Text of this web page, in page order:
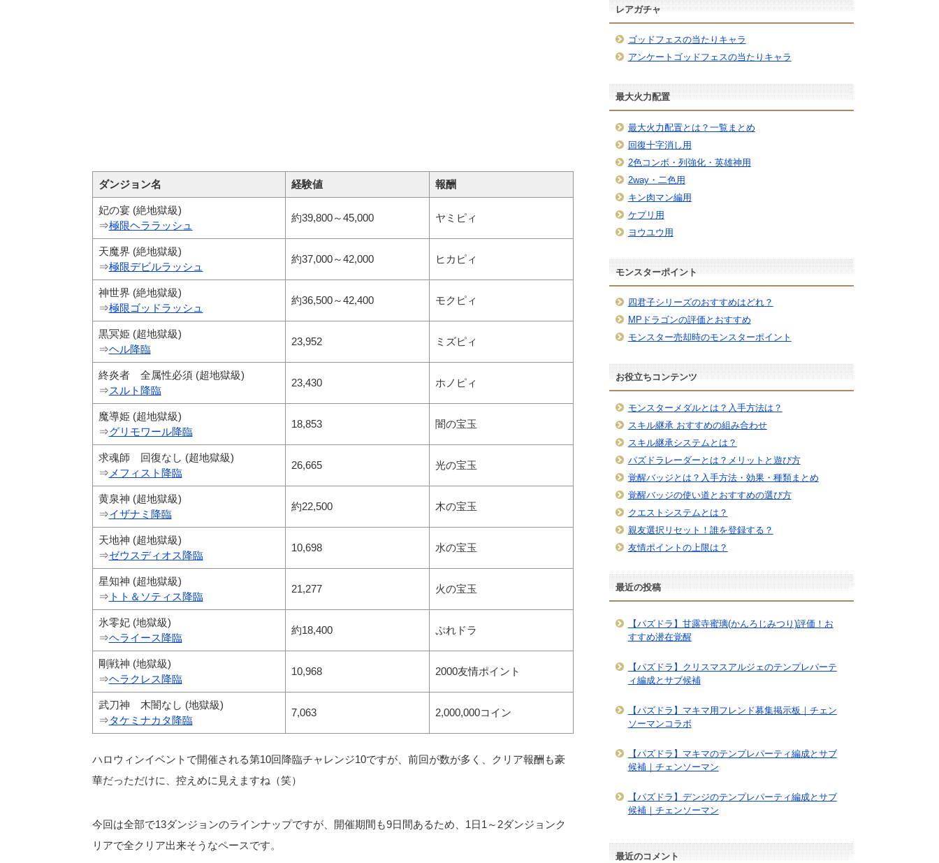
ダンジョン名 経験値 報酬
妃の宴 (絶地獄級)
⇒極限ヘララッシュ
約39,800～45,000 ヤミピィ
天魔界 (絶地獄級)
⇒極限デビルラッシュ
約37,000～42,000 ヒカピィ
神世界 (絶地獄級)
⇒極限ゴッドラッシュ
約36,500～42,400 モクピィ
黒冥姫 (超地獄級)
⇒ヘル降臨
23,952 ミズピィ
終炎者 全属性必須 (超地獄級)
⇒スルト降臨
23,430 ホノピィ
魔導姫 (超地獄級)
⇒グリモワール降臨
18,853 闇の宝玉
求魂師 回復なし (超地獄級)
⇒ メフィスト降臨
26,665 光の宝玉
黄泉神 (超地獄級)
⇒イザナミ降臨
約22,500 木の宝玉
天地神 (超地獄級)
⇒ゼウスディオス降臨
10,698 水の宝玉
星知神 (超地獄級)
⇒ トト＆ソティス降臨
21,277 火の宝玉
氷零妃 (地獄級)
⇒ヘライース降臨
約18,400 ぷれドラ
剛戦神 (地獄級)
⇒ヘラクレス降臨
10,968 2000友情ポイント
武刀神 木闇なし (地獄級)
⇒タケミナカタ降臨
7,063 2,000,000コイン
ハロウィンイベントで開催される第10回降臨チャレンジ10ですが、前回が数が多く、クリア報酬も豪
華だっただけに、控えめに見えますね（笑）
今回は全部で13ダンジョンのラインナップですが、開催期間も9日間あるため、1日1～2ダンジョンク
リアで全クリア出来そうなペースです。
レアガチャ
ゴッドフェスの当たりキャラ
アンケートゴッドフェスの当たりキャラ
最大火力配置
最大火力配置とは？一覧まとめ
回復十字消し用
2色コンボ・列強化・英雄神用
2way・二色用
キン肉マン編用
ケプリ用
ヨウユウ用
モンスターポイント
四君子シリーズのおすすめはどれ？
MPドラゴンの評価とおすすめ
モンスター売却時のモンスターポイント
お役立ちコンテンツ
モンスターメダルとは？入手方法は？
スキル継承 おすすめの組み合わせ
スキル継承システムとは？
パズドラレーダーとは？メリットと遊び方
覚醒バッジとは？入手方法・効果・種類まとめ
覚醒バッジの使い道とおすすめの選び方
クエストシステムとは？
親友選択リセット！誰を登録する？
友情ポイントの上限は？
最近の投稿
【パズドラ】甘露寺蜜璃(かんろじみつり)評価！お
すすめ潜在覚醒
【パズドラ】クリスマスアルジェのテンプレパーテ
ィ編成とサブ候補
【パズドラ】マキマ用フレンド募集掲示板｜チェン
ソーマンコラボ
【パズドラ】マキマのテンプレパーティ編成とサブ
候補｜チェンソーマン
【パズドラ】デンジのテンプレパーティ編成とサブ
候補｜チェンソーマン
最近のコメント